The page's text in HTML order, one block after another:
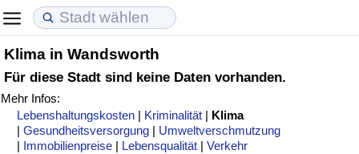
Klima in Wandsworth
Für diese Stadt sind keine Daten vorhanden.
Mehr Infos:
Lebenshaltungskosten | Kriminalität | Klima
|Gesundheitsversorgung | Umweltverschmutzung
| Immobilienpreise | Lebensqualität |Verkehr
Lebenshaltungskosten
Lebenshaltungskosten-Index (aktuell)
Lebenshaltungskosten-Index
Immobilienpreise
Immobilienpreis-Index (aktuell)
Immobilienpreis-Index
Lebensqualität
Lebensqualität-Index
Lebensqualität-Index (aktuell)